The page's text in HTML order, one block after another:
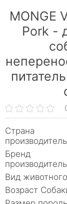
MONGE
Pork -
Страна
производитель
Бренд
производитель
Вид животного
Возраст